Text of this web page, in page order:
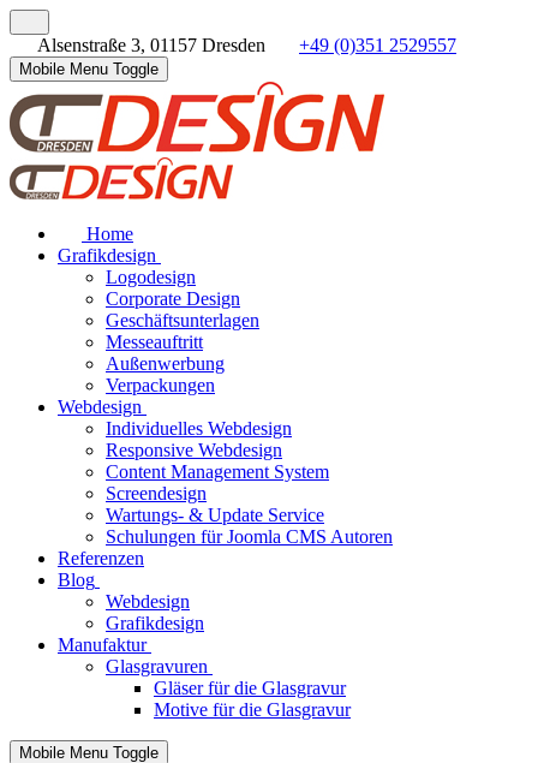
Alsenstraße 3, 01157 Dresden +49 (0)351 2529557
Mobile Menu Toggle
Home
Grafikdesign
Logodesign
Corporate Design
Geschäftsunterlagen
Messeauftritt
Außenwerbung
Verpackungen
Webdesign
Individuelles Webdesign
Responsive Webdesign
Content Management System
Screendesign
Wartungs- & Update Service
Schulungen für Joomla CMS Autoren
Referenzen
Blog
Webdesign
Grafikdesign
Manufaktur
Glasgravuren
Gläser für die Glasgravur
Motive für die Glasgravur
Mobile Menu Toggle